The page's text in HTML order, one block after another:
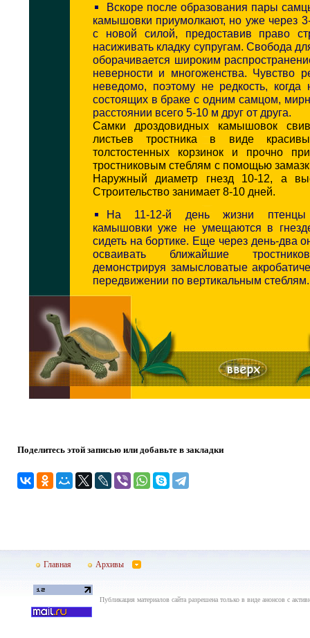
Вскоре после образования пары
камышовки приумолкают, но уже через
с новой силой, предоставив право
насиживать кладку супругам. Свобода
оборачивается широким
неверности и многоженства. Чувство
неведомо, поэтому не редкость, когда
состоящих в браке с одним самцом,
расстоянии всего 5-10 м друг от друга.
Самки дроздовидных камышовок
листьев тростника в виде
толстостенных корзинок и прочно
тростниковым стеблям с помощью
Наружный диаметр гнезд 10-12, а
Строительство занимает 8-10 дней.
На 11-12-й день жизни птенцы
камышовки уже не умещаются в
сидеть на бортике. Еще через день-два
осваивать ближайшие
демонстрируя замысловатые
передвижении по вертикальным стеблям.
Поделитесь этой записью или добавьте в закладки
Главная Архивы
Публикация материалов сайта разрешена только в виде анонсов с